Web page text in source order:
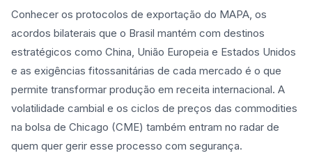
Conhecer os protocolos de exportação do MAPA, os
acordos bilaterais que o Brasil mantém com destinos
estratégicos como China, União Europeia e Estados Unidos
e as exigências fitossanitárias de cada mercado é o que
permite transformar produção em receita internacional. A
volatilidade cambial e os ciclos de preços das commodities
na bolsa de Chicago (CME) também entram no radar de
quem quer gerir esse processo com segurança.